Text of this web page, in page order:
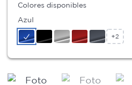
Colores disponibles
Azul
+2